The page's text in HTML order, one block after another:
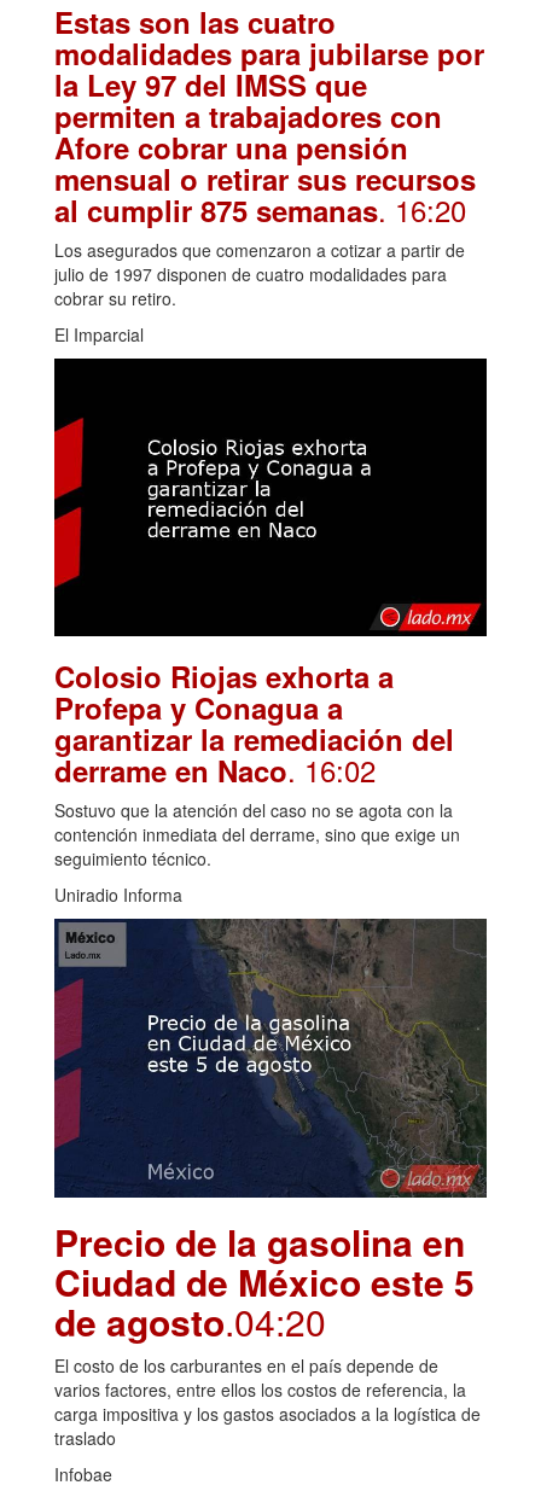
Estas son las cuatro
modalidades para jubilarse por
la Ley 97 del IMSS que
permiten a trabajadores con
Afore cobrar una pensión
mensual o retirar sus recursos
al cumplir 875 semanas. 16:20
Los asegurados que comenzaron a cotizar a partir de
julio de 1997 disponen de cuatro modalidades para
cobrar su retiro.
El Imparcial
Colosio Riojas exhorta a
Profepa y Conagua a
garantizar la remediación del
derrame en Naco. 16:02
Sostuvo que la atención del caso no se agota con la
contención inmediata del derrame, sino que exige un
seguimiento técnico.
Uniradio Informa
Precio de la gasolina en
Ciudad de México este 5
de agosto.04:20
El costo de los carburantes en el país depende de
varios factores, entre ellos los costos de referencia, la
carga impositiva y los gastos asociados a la logística de
traslado
Infobae